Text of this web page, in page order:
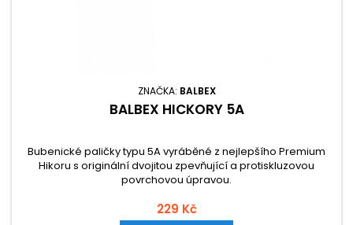
ZNAČKA: BALBEX
BALBEX HICKORY 5A
Bubenické paličky typu 5A vyráběné z nejlepšího Premium
Hikoru s originální dvojitou zpevňující a protiskluzovou
povrchovou úpravou.
229 Kč